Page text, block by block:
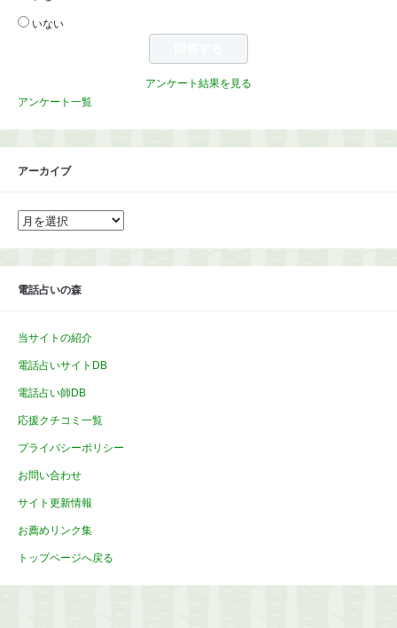
いない
アンケート結果を見る
アンケート一覧
アーカイブ
ア
ー
イ
電話占いの森
当サイトの紹介
電話占いサイトDB
電話占い師DB
応援クチコミ一覧
プライバシーポリシー
お問い合わせ
サイト更新情報
お薦めリンク集
トップページへ戻る